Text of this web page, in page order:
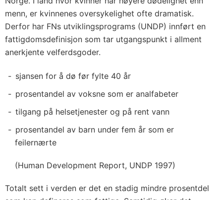
menn, er kvinnenes oversykelighet ofte dramatisk.
Derfor har FNs utviklingsprograms (UNDP) innført en
fattigdomsdefinisjon som tar utgangspunkt i allment
anerkjente velferdsgoder.
sjansen for å dø før fylte 40 år
prosentandel av voksne som er analfabeter
tilgang på helsetjenester og på rent vann
prosentandel av barn under fem år som er
feilernærte
(Human Development Report, UNDP 1997)
Totalt sett i verden er det en stadig mindre prosentdel